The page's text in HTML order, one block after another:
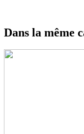
Dans la même